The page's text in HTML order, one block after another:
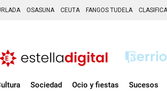
OSASUNA CEUTA FANGOS TUDELA
Sociedad Ocio y fiestas Sucesos